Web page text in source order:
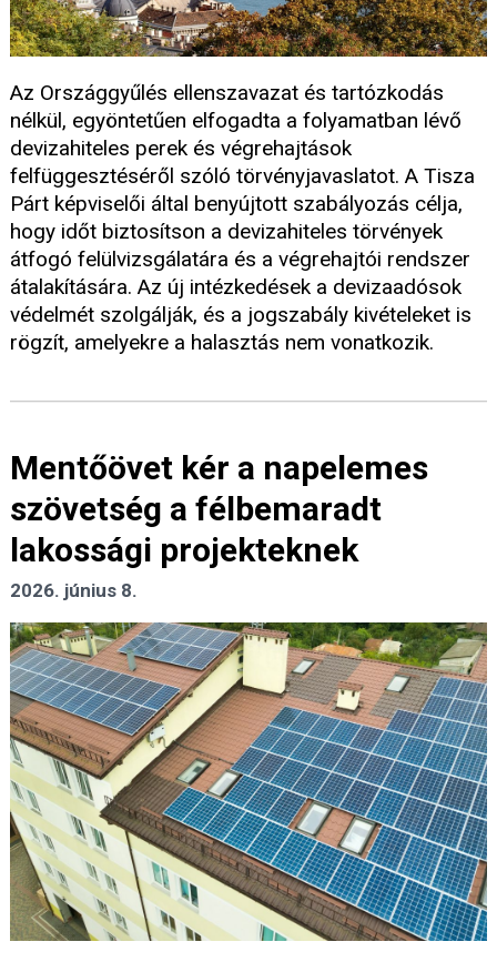
Az Országgyűlés ellenszavazat és tartózkodás
nélkül, egyöntetűen elfogadta a folyamatban lévő
devizahiteles perek és végrehajtások
felfüggesztéséről szóló törvényjavaslatot. A Tisza
Párt képviselői által benyújtott szabályozás célja,
hogy időt biztosítson a devizahiteles törvények
átfogó felülvizsgálatára és a végrehajtói rendszer
átalakítására. Az új intézkedések a devizaadósok
védelmét szolgálják, és a jogszabály kivételeket is
rögzít, amelyekre a halasztás nem vonatkozik.
Mentőövet kér a napelemes
szövetség a félbemaradt
lakossági projekteknek
2026. június 8.